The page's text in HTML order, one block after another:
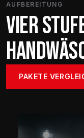
AUFBEREITUNG
VIER
PAKETE